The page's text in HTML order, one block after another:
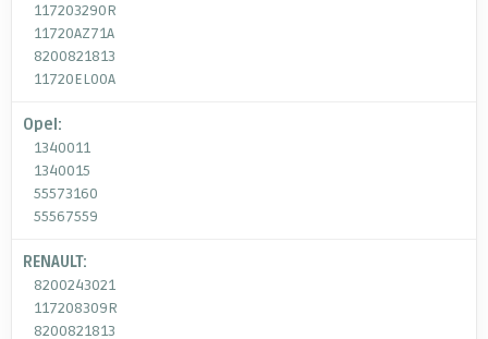
117203290R
11720AZ71A
8200821813
11720EL00A
Opel:
1340011
1340015
55573160
55567559
RENAULT:
8200243021
117208309R
8200821813